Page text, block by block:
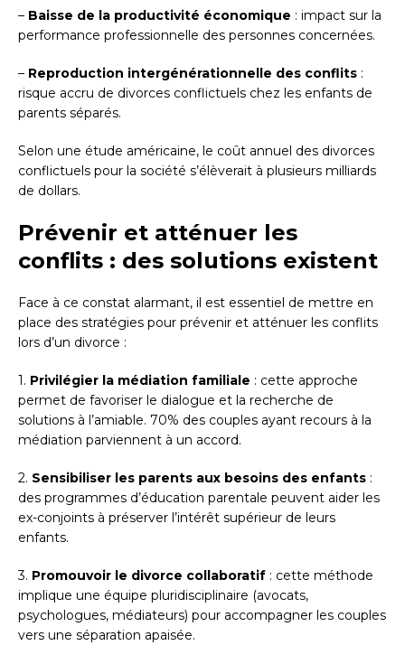
– Baisse de la productivité économique : impact sur la
performance professionnelle des personnes concernées.
– Reproduction intergénérationnelle des conflits :
risque accru de divorces conflictuels chez les enfants de
parents séparés.
Selon une étude américaine, le coût annuel des divorces
conflictuels pour la société s’élèverait à plusieurs milliards
de dollars.
Prévenir et atténuer les
conflits : des solutions existent
Face à ce constat alarmant, il est essentiel de mettre en
place des stratégies pour prévenir et atténuer les conflits
lors d’un divorce :
1. Privilégier la médiation familiale : cette approche
permet de favoriser le dialogue et la recherche de
solutions à l’amiable. 70% des couples ayant recours à la
médiation parviennent à un accord.
2. Sensibiliser les parents aux besoins des enfants :
des programmes d’éducation parentale peuvent aider les
ex-conjoints à préserver l’intérêt supérieur de leurs
enfants.
3. Promouvoir le divorce collaboratif : cette méthode
implique une équipe pluridisciplinaire (avocats,
psychologues, médiateurs) pour accompagner les couples
vers une séparation apaisée.